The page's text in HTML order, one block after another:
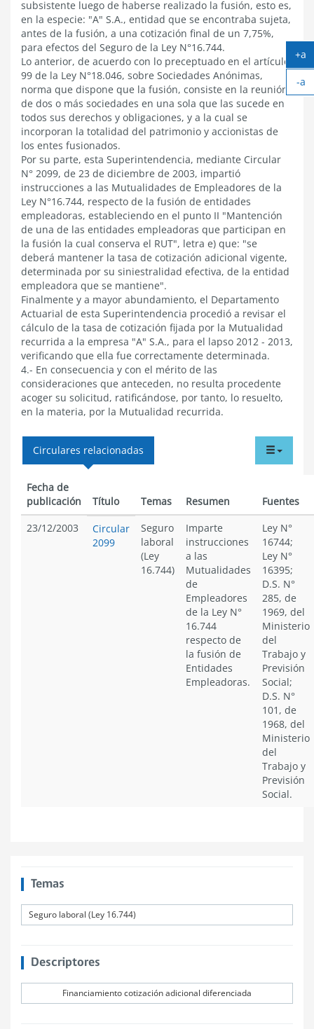
subsistente luego de haberse realizado la fusión, esto es,
en la especie: "A" S.A., entidad que se encontraba sujeta,
antes de la fusión, a una cotización final de un 7,75%,
para efectos del Seguro de la Ley N°16.744.
Lo anterior, de acuerdo con lo preceptuado en el artículo
99 de la Ley N°18.046, sobre Sociedades Anónimas,
norma que dispone que la fusión, consiste en la reunión
de dos o más sociedades en una sola que las sucede en
todos sus derechos y obligaciones, y a la cual se
incorporan la totalidad del patrimonio y accionistas de
los entes fusionados.
Por su parte, esta Superintendencia, mediante Circular
N° 2099, de 23 de diciembre de 2003, impartió
instrucciones a las Mutualidades de Empleadores de la
Ley N°16.744, respecto de la fusión de entidades
empleadoras, estableciendo en el punto II "Mantención
de una de las entidades empleadoras que participan en
la fusión la cual conserva el RUT", letra e) que: "se
deberá mantener la tasa de cotización adicional vigente,
determinada por su siniestralidad efectiva, de la entidad
empleadora que se mantiene".
Finalmente y a mayor abundamiento, el Departamento
Actuarial de esta Superintendencia procedió a revisar el
cálculo de la tasa de cotización fijada por la Mutualidad
recurrida a la empresa "A" S.A., para el lapso 2012 - 2013,
verificando que ella fue correctamente determinada.
4.- En consecuencia y con el mérito de las
consideraciones que anteceden, no resulta procedente
acoger su solicitud, ratificándose, por tanto, lo resuelto,
en la materia, por la Mutualidad recurrida.
menu
Circulares relacionadas
Fecha de
publicación
Título Temas Resumen
Fuentes
23/12/2003
Circular
2099
Seguro
laboral
(Ley
16.744)
Imparte
instrucciones
a las
Mutualidades
de
Empleadores
de la Ley N°
16.744
respecto de
la fusión de
Entidades
Empleadoras.
Ley N°
16744;
Ley N°
16395;
D.S. N°
285, de
1969, del
Ministerio
del
Trabajo y
Previsión
Social;
D.S. N°
101, de
1968, del
Ministerio
del
Trabajo y
Previsión
Social.
Temas
Seguro laboral (Ley 16.744)
Descriptores
Financiamiento cotización adicional diferenciada
+a
-a